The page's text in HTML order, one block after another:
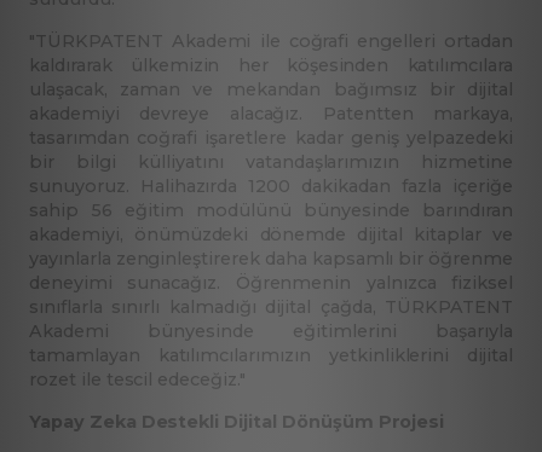
"TÜRKPATENT Akademi ile coğrafi engelleri ortadan
kaldırarak ülkemizin her köşesinden katılımcılara
ulaşacak, zaman ve mekandan bağımsız bir dijital
akademiyi devreye alacağız. Patentten markaya,
tasarımdan coğrafi işaretlere kadar geniş yelpazedeki
bir bilgi külliyatını vatandaşlarımızın hizmetine
sunuyoruz. Halihazırda 1200 dakikadan fazla içeriğe
sahip 56 eğitim modülünü bünyesinde barındıran
akademiyi, önümüzdeki dönemde dijital kitaplar ve
yayınlarla zenginleştirerek daha kapsamlı bir öğrenme
deneyimi sunacağız. Öğrenmenin yalnızca fiziksel
sınıflarla sınırlı kalmadığı dijital çağda, TÜRKPATENT
Akademi bünyesinde eğitimlerini başarıyla
tamamlayan katılımcılarımızın yetkinliklerini dijital
rozet ile tescil edeceğiz."
Yapay Zeka Destekli Dijital Dönüşüm Projesi